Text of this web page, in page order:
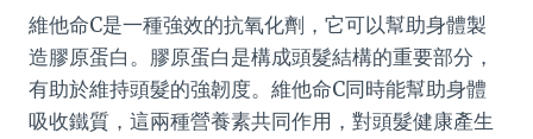
維他命C是一種強效的抗氧化劑，它可以幫助身體製
造膠原蛋白。膠原蛋白是構成頭髮結構的重要部分，
有助於維持頭髮的強韌度。維他命C同時能幫助身體
吸收鐵質，這兩種營養素共同作用，對頭髮健康產生